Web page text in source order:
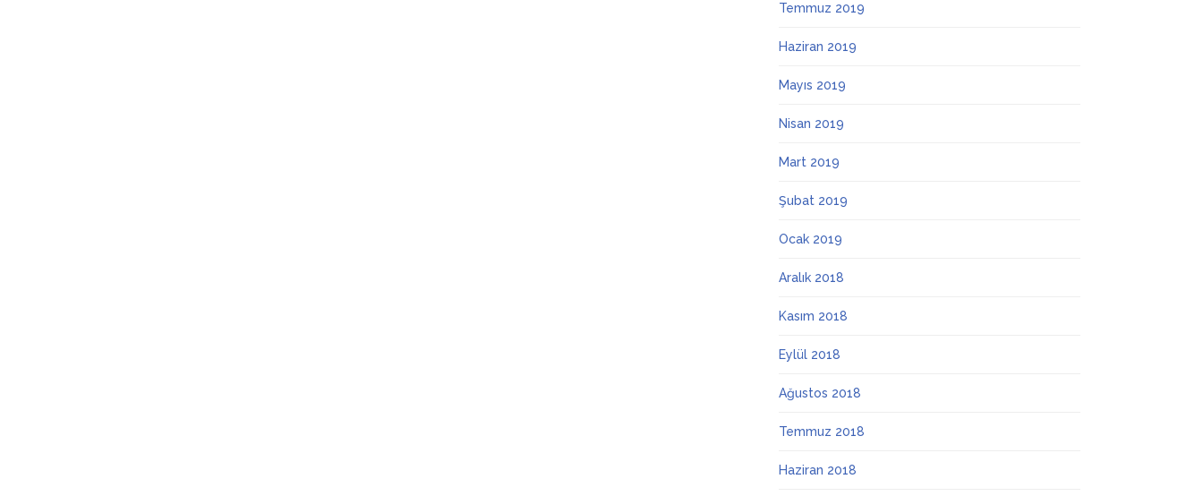
Temmuz 2019
Haziran 2019
Mayıs 2019
Nisan 2019
Mart 2019
Şubat 2019
Ocak 2019
Aralık 2018
Kasım 2018
Eylül 2018
Ağustos 2018
Temmuz 2018
Haziran 2018